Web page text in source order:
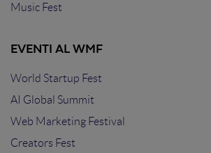
Music Fest
EVENTI AL WMF
World Startup Fest
AI Global Summit
Web Marketing Festival
Creators Fest